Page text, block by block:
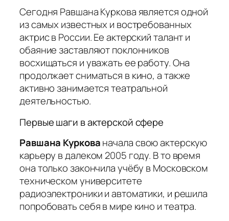
Сегодня Равшана Куркова является одной
из самых известных и востребованных
актрис в России. Ее актерский талант и
обаяние заставляют поклонников
восхищаться и уважать ее работу. Она
продолжает сниматься в кино, а также
активно занимается театральной
деятельностью.
Первые шаги в актерской сфере
Равшана Куркованачала свою актерскую
карьеру в далеком 2005 году. В то время
она только закончила учёбу в Московском
техническом университете
радиоэлектроники и автоматики, и решила
попробовать себя в мире кино и театра.